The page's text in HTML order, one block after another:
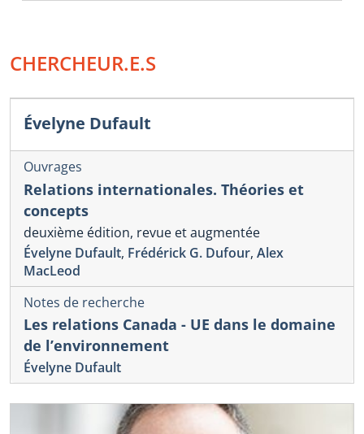
CHERCHEUR.E.S
Évelyne Dufault
Ouvrages
Relations internationales. Théories et
concepts
deuxième édition, revue et augmentée
Évelyne Dufault, Frédérick G. Dufour, Alex
MacLeod
Notes de recherche
Les relations Canada - UE dans le domaine
de l’environnement
Évelyne Dufault